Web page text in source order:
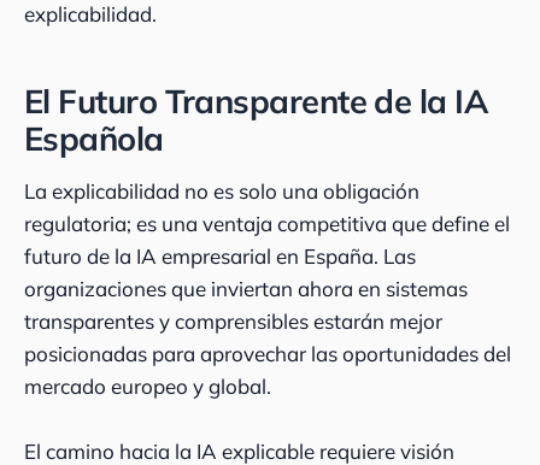
explicabilidad.
El Futuro Transparente de la IA
Española
La explicabilidad no es solo una obligación
regulatoria; es una ventaja competitiva que define el
futuro de la IA empresarial en España. Las
organizaciones que inviertan ahora en sistemas
transparentes y comprensibles estarán mejor
posicionadas para aprovechar las oportunidades del
mercado europeo y global.
El camino hacia la IA explicable requiere visión